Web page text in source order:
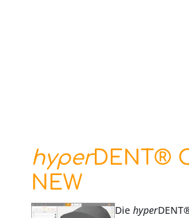
hyperDENT®
NEW
Die hyperDENT